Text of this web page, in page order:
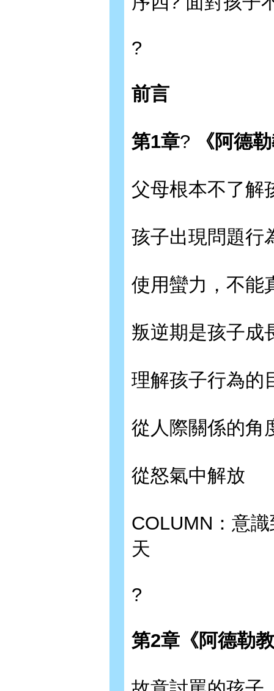
?
前言
第1章? 《阿德
父母根本不了解
孩子出現問題行
使用蠻力，不能
叛逆期是孩子成
理解孩子行為的
從人際關係的角
從怒氣中解放
COLUMN：意
天
?
第2章《阿德勒